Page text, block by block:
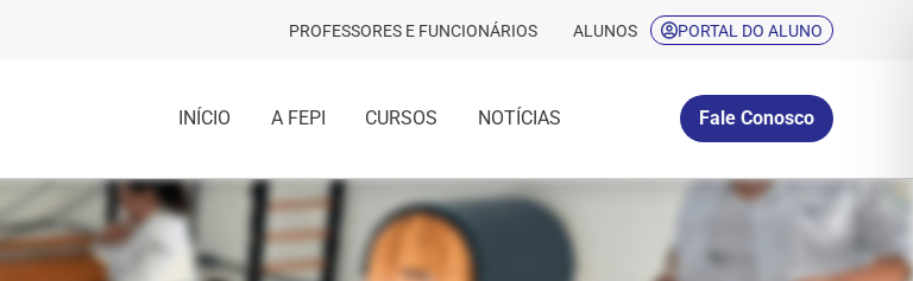
PROFESSORES E FUNCIONÁRIOS ALUNOS PORTAL DO ALUNO
INÍCIO A FEPI CURSOS NOTÍCIAS Fale Conosco